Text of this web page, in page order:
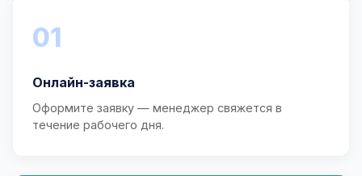
01
Онлайн-заявка
Оформите заявку — менеджер свяжется в
течение рабочего дня.